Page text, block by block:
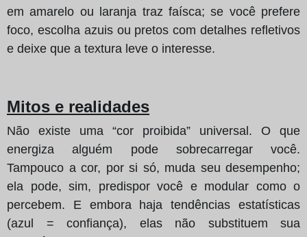
em amarelo ou laranja traz faísca; se você prefere
foco, escolha azuis ou pretos com detalhes refletivos
e deixe que a textura leve o interesse.
Mitos e realidades
Não existe uma “cor proibida” universal. O que
energiza alguém pode sobrecarregar você.
Tampouco a cor, por si só, muda seu desempenho;
ela pode, sim, predispor você e modular como o
percebem. E embora haja tendências estatísticas
(azul = confiança), elas não substituem sua